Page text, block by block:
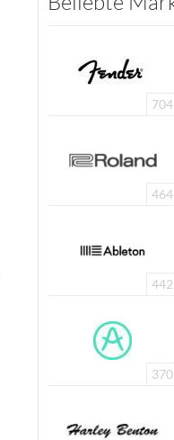
704
464
442
370